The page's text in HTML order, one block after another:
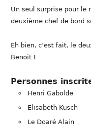
Un seul surprise pour le
deuxième chef de bord
Eh bien, c’est fait, le
Benoit !
Personnes
Henri Gabolde
Elisabeth Kusch
Le Doaré Alain